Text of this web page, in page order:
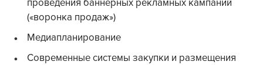
проведения баннерных рекламных кампаний
(«воронка продаж»)
Медиапланирование
Современные системы закупки и размещения